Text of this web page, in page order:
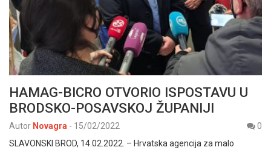
HAMAG-BICRO OTVORIO ISPOSTAVU U
BRODSKO-POSAVSKOJ ŽUPANIJI
Autor Novagra - 15/02/2022
0
SLAVONSKI BROD, 14.02.2022. – Hrvatska agencija za malo